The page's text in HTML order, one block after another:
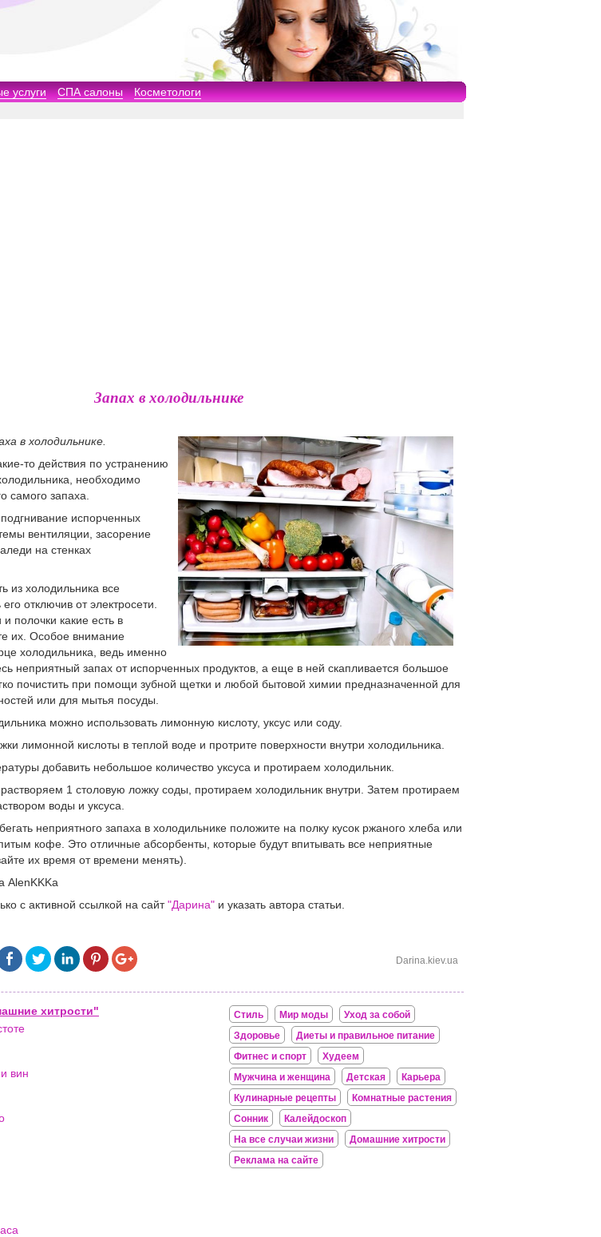
услуги СПА салоны Косметологи
Запах в холодильнике
в холодильнике.
то действия по устранению
необходимо
самого запаха.
испорченных
вентиляции, засорение
на стенках
из холодильника все
отключив от электросети.
полочки какие есть в
их. Особое внимание
холодильника, ведь именно
неприятный запах от испорченных продуктов, а еще в ней скапливается большое
почистить при помощи зубной щетки и любой бытовой химии предназначенной для
или для мытья посуды.
можно использовать лимонную кислоту, уксус или соду.
лимонной кислоты в теплой воде и протрите поверхности внутри холодильника.
добавить небольшое количество уксуса и протираем холодильник.
1 столовую ложку соды, протираем холодильник внутри. Затем протираем
воды и уксуса.
неприятного запаха в холодильнике положите на полку кусок ржаного хлеба или
кофе. Это отличные абсорбенты, которые будут впитывать все неприятные
их время от времени менять).
AlenKKKa
с активной ссылкой на сайт"Дарина" и указать автора статьи.
Darina.kiev.ua
хитрости"
вин
Стиль Мир моды
Уход за собой
Здоровье
Диеты и правильное питание
Фитнес и спорт
Худеем
Мужчина и женщина
Детская
Карьера
Кулинарные рецепты
Комнатные растения
Сонник
Калейдоскоп
На все случаи жизни
Домашние хитрости
Реклама на сайте